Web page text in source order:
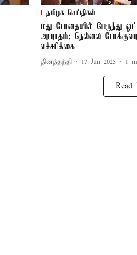
தமிழக செய்திகள்
மது போதையில் பேருந்து
அபராதம்: நெல்லை
எச்சரிக்கை
தினத்தந்தி 17 Jun 2025 1
Read